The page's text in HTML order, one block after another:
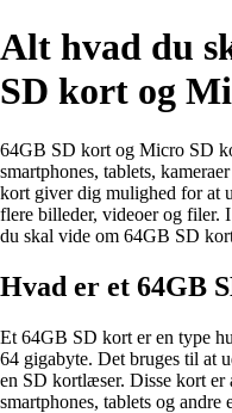
Alt hvad du
SD kort og
64GB SD kort og Micro SD
smartphones, tablets,
kort giver dig mulighed for at
flere billeder, videoer og filer.
du skal vide om 64GB SD
Hvad er et 64GB
Et 64GB SD kort er en type
64 gigabyte. Det bruges til at
en SD kortlæser. Disse kort er
smartphones, tablets og